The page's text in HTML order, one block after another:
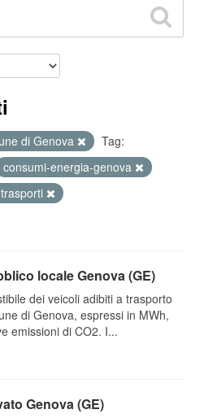
di Genova
Tag:
consumi-energia-genova
locale Genova (GE)
dei veicoli adibiti a trasporto
di Genova, espressi in MWh,
emissioni di CO2. I...
Genova (GE)